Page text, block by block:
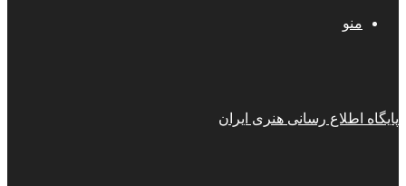
منو
پایگاه اطلاع رسانی هنری ایران